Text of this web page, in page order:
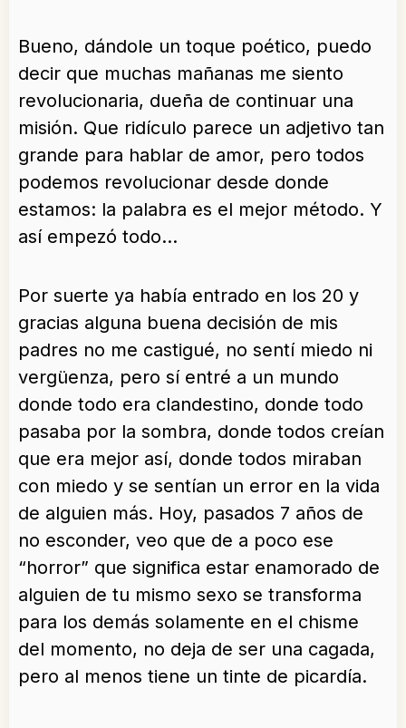
Bueno, dándole un toque poético, puedo
decir que muchas mañanas me siento
revolucionaria, dueña de continuar una
misión. Que ridículo parece un adjetivo tan
grande para hablar de amor, pero todos
podemos revolucionar desde donde
estamos: la palabra es el mejor método. Y
así empezó todo…
Por suerte ya había entrado en los 20 y
gracias alguna buena decisión de mis
padres no me castigué, no sentí miedo ni
vergüenza, pero sí entré a un mundo
donde todo era clandestino, donde todo
pasaba por la sombra, donde todos creían
que era mejor así, donde todos miraban
con miedo y se sentían un error en la vida
de alguien más. Hoy, pasados 7 años de
no esconder, veo que de a poco ese
“horror” que significa estar enamorado de
alguien de tu mismo sexo se transforma
para los demás solamente en el chisme
del momento, no deja de ser una cagada,
pero al menos tiene un tinte de picardía.